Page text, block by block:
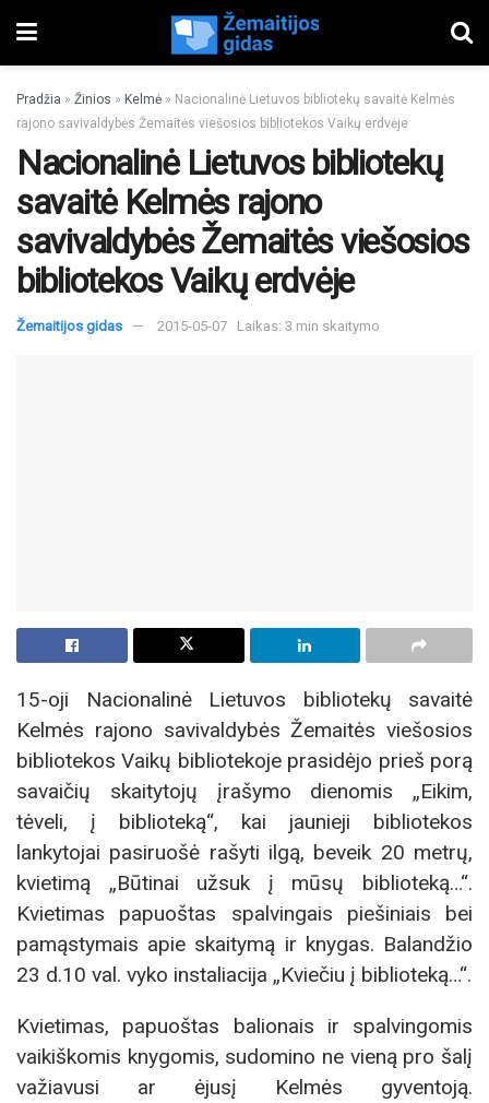
Pradžia » Žinios » Kelmė » Nacionalinė Lietuvos bibliotekų savaitė Kelmės
rajono savivaldybės Žemaitės viešosios bibliotekos Vaikų erdvėje
Nacionalinė Lietuvos bibliotekų
savaitė Kelmės rajono
savivaldybės Žemaitės viešosios
bibliotekos Vaikų erdvėje
Žemaitijos gidas 2015-05-07 Laikas: 3 min skaitymo
15-oji Nacionalinė Lietuvos bibliotekų savaitė
Kelmės rajono savivaldybės Žemaitės viešosios
bibliotekos Vaikų bibliotekoje prasidėjo prieš porą
savaičių skaitytojų įrašymo dienomis „Eikim,
tėveli, į biblioteką“, kai jaunieji bibliotekos
lankytojai pasiruošė rašyti ilgą, beveik 20 metrų,
kvietimą „Būtinai užsuk į mūsų biblioteką…“.
Kvietimas papuoštas spalvingais piešiniais bei
pamąstymais apie skaitymą ir knygas. Balandžio
23 d.10 val. vyko instaliacija „Kviečiu į biblioteką…“.
Kvietimas, papuoštas balionais ir spalvingomis
vaikiškomis knygomis, sudomino ne vieną pro šalį
važiavusi ar ėjusį Kelmės gyventoją.